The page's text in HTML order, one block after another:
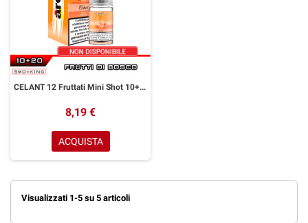
CELANT 12 Fruttati Mini Shot 10+20 ml Aromì by Easy Vape Frutti di Bosco
8,19 €
ACQUISTA
Visualizzati 1-5 su 5 articoli